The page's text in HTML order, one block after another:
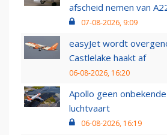
afscheid nemen van
07-08-2026, 9:09
easyJet wordt
Castlelake haakt af
06-08-2026, 16:20
Apollo geen
luchtvaart
06-08-2026, 16:19